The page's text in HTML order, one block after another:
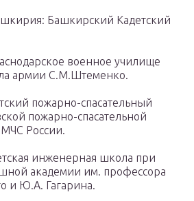
Башкирский Кадетский
военное училище
армии С.М.Штеменко.
пожарно-спасательный
пожарно-спасательной
России.
инженерная школа при
академии им. профессора
и Ю.А. Гагарина.